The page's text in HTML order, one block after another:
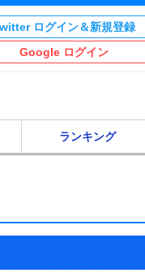
ログイン＆新規登録
Google ログイン
ランキング